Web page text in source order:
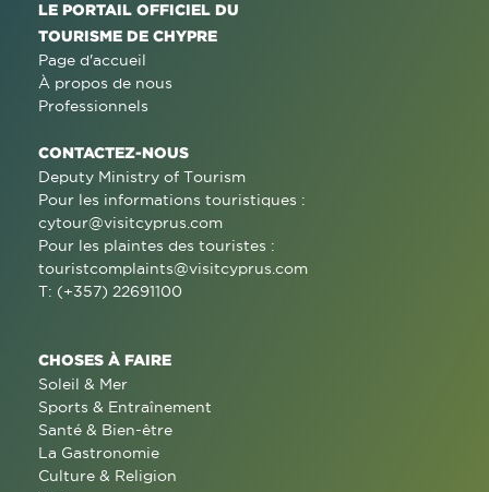
LE PORTAIL OFFICIEL DU
TOURISME DE CHYPRE
Page d'accueil
À propos de nous
Professionnels
CONTACTEZ-NOUS
Deputy Ministry of Tourism
Pour les informations touristiques :
cytour@visitcyprus.com
Pour les plaintes des touristes :
touristcomplaints@visitcyprus.com
T: (+357) 22691100
CHOSES À FAIRE
Soleil & Mer
Sports & Entraînement
Santé & Bien-être
La Gastronomie
Culture & Religion